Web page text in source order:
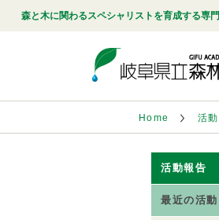
森と木に関わるスペシャリストを育成する専
Home 活
活動報告
最近の活動